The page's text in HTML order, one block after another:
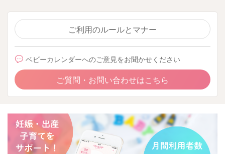
ご利用のルールとマナー
ベビーカレンダーへのご意見をお聞かせください
ご質問・お問い合わせはこちら